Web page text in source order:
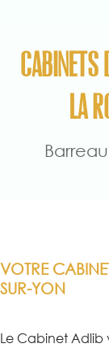
contenu
Cabinets
la
VOTRE
SUR-YON
Le Cabinet Adlib